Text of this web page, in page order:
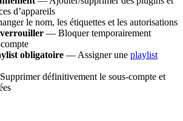
d’appareils
le nom, les étiquettes et les autorisations
— Bloquer temporairement
obligatoire — Assigner une playlist
définitivement le sous-compte et